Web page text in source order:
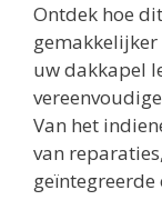
Ontdek hoe
uw dakkapel
Van het
van
geïntegreerde